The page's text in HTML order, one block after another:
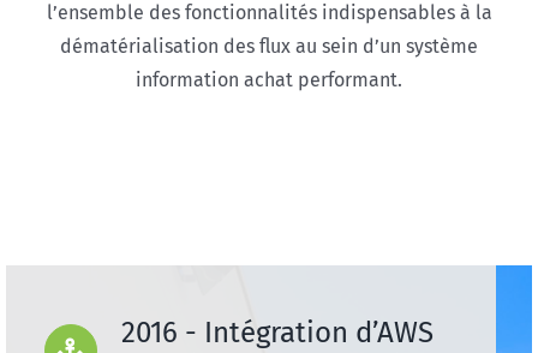
l’ensemble des fonctionnalités indispensables à la
dématérialisation des flux au sein d’un système
information achat performant.
2016 - Intégration d’AWS